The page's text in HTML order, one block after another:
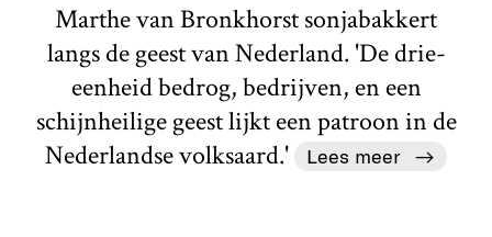
Marthe van Bronkhorst sonjabakkert
langs de geest van Nederland. 'De drie-
eenheid bedrog, bedrijven, en een
schijnheilige geest lijkt een patroon in de
Nederlandse volksaard.'
Lees meer